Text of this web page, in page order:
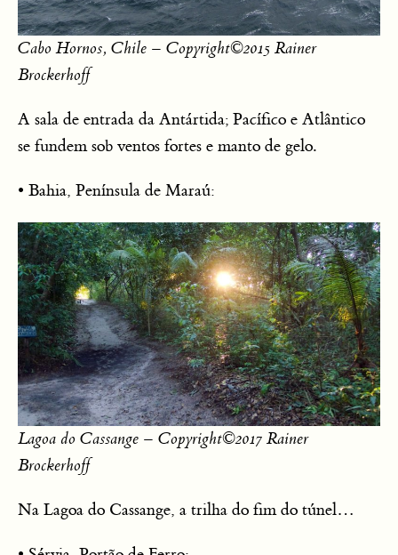
Cabo Hornos, Chile – Copyright©2015 Rainer
Brockerhoff
A sala de entrada da Antártida; Pacífico e Atlântico
se fundem sob ventos fortes e manto de gelo.
• Bahia, Península de Maraú:
Lagoa do Cassange – Copyright©2017 Rainer
Brockerhoff
Na Lagoa do Cassange, a trilha do fim do túnel…